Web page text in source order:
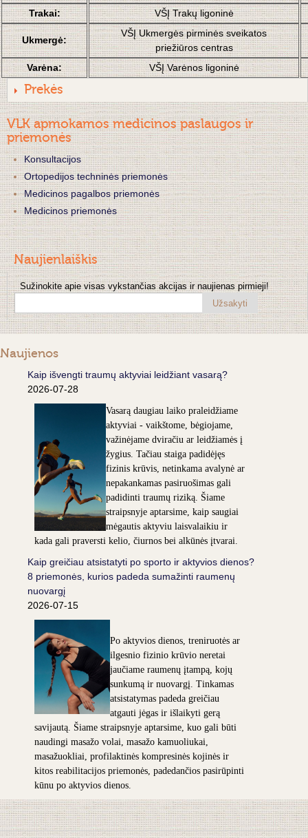
Trakai:
VŠĮ Trakų ligoninė
Ukmergė:
VŠĮ Ukmergės pirminės sveikatos
priežiūros centras
Varėna:
VŠĮ Varėnos ligoninė
Prekės
VLK apmokamos medicinos paslaugos ir
priemonės
Konsultacijos
Ortopedijos techninės priemonės
Medicinos pagalbos priemonės
Medicinos priemonės
Naujienlaiškis
Sužinokite apie visas vykstančias akcijas ir naujienas pirmieji!
Užsakyti
Naujienos
Kaip išvengti traumų aktyviai leidžiant vasarą?
2026-07-28
Vasarą daugiau laiko praleidžiame
aktyviai - vaikštome, bėgiojame,
važinėjame dviračiu ar leidžiamės į
žygius. Tačiau staiga padidėjęs
fizinis krūvis, netinkama avalynė ar
nepakankamas pasiruošimas gali
padidinti traumų riziką. Šiame
straipsnyje aptarsime, kaip saugiai
mėgautis aktyviu laisvalaikiu ir
kada gali praversti kelio, čiurnos bei alkūnės įtvarai.
Kaip greičiau atsistatyti po sporto ir aktyvios dienos?
8 priemonės, kurios padeda sumažinti raumenų
nuovargį
2026-07-15
Po aktyvios dienos, treniruotės ar
ilgesnio fizinio krūvio neretai
jaučiame raumenų įtampą, kojų
sunkumą ir nuovargį. Tinkamas
atsistatymas padeda greičiau
atgauti jėgas ir išlaikyti gerą
savijautą. Šiame straipsnyje aptarsime, kuo gali būti
naudingi masažo volai, masažo kamuoliukai,
masažuokliai, profilaktinės kompresinės kojinės ir
kitos reabilitacijos priemonės, padedančios pasirūpinti
kūnu po aktyvios dienos.